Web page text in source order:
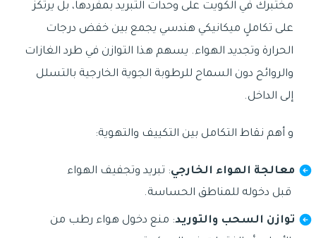
مختبرك في الكويت على وحدات التبريد بمفردها، بل يرتكز
على تكاملٍ ميكانيكي هندسي يجمع بين خفض درجات
الحرارة وتجديد الهواء. يسهم هذا التوازن في طرد الغازات
والروائح دون السماح للرطوبة الجوية الخارجية بالتسلل
إلى الداخل.
و أهم نقاط التكامل بين التكييف والتهوية:
معالجة الهواء الخارجي: تبريد وتجفيف الهواء
قبل دخوله للمناطق الحساسة.
توازن السحب والتوريد: منع دخول هواء رطب من